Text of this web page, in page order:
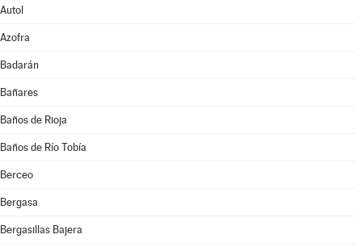
Autol
Azofra
Badarán
Bañares
Baños de Rioja
Baños de Río Tobía
Berceo
Bergasa
Bergasillas Bajera